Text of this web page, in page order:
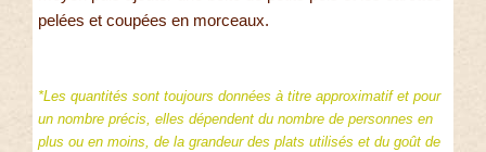
pelées et coupées en morceaux.
*Les quantités sont toujours données à titre approximatif et pour
un nombre précis, elles dépendent du nombre de personnes en
plus ou en moins, de la grandeur des plats utilisés et du goût de